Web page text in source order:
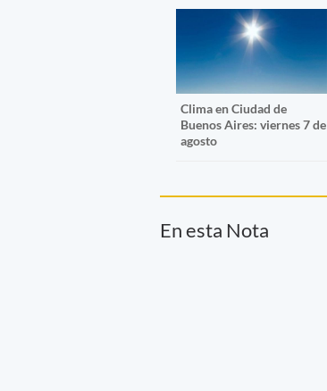
Clima en Ciudad de
Buenos Aires: viernes 7 de
agosto
En esta Nota